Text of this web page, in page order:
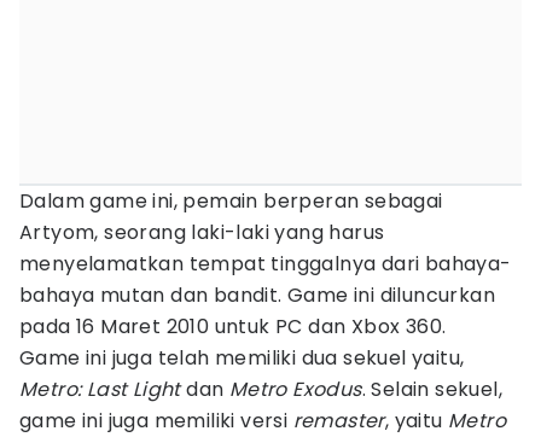
Dalam game ini, pemain berperan sebagai
Artyom, seorang laki-laki yang harus
menyelamatkan tempat tinggalnya dari bahaya-
bahaya mutan dan bandit. Game ini diluncurkan
pada 16 Maret 2010 untuk PC dan Xbox 360.
Game ini juga telah memiliki dua sekuel yaitu,
Metro: Last Lightdan Metro Exodus. Selain sekuel,
game ini juga memiliki versi remaster, yaitu Metro